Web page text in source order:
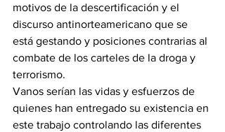
motivos de la descertificación y el
discurso antinorteamericano que se
está gestando y posiciones contrarias al
combate de los carteles de la droga y
terrorismo.
Vanos serían las vidas y esfuerzos de
quienes han entregado su existencia en
este trabajo controlando las diferentes